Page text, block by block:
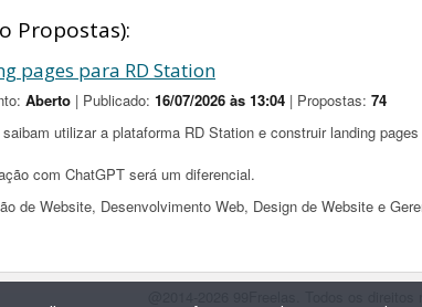
Propostas):
pages para RD Station
Aberto | Publicado: 16/07/2026 às 13:04 | Propostas: 74
utilizar a plataforma RD Station e construir landing
com ChatGPT será um diferencial.
de Website, Desenvolvimento Web, Design de Website e